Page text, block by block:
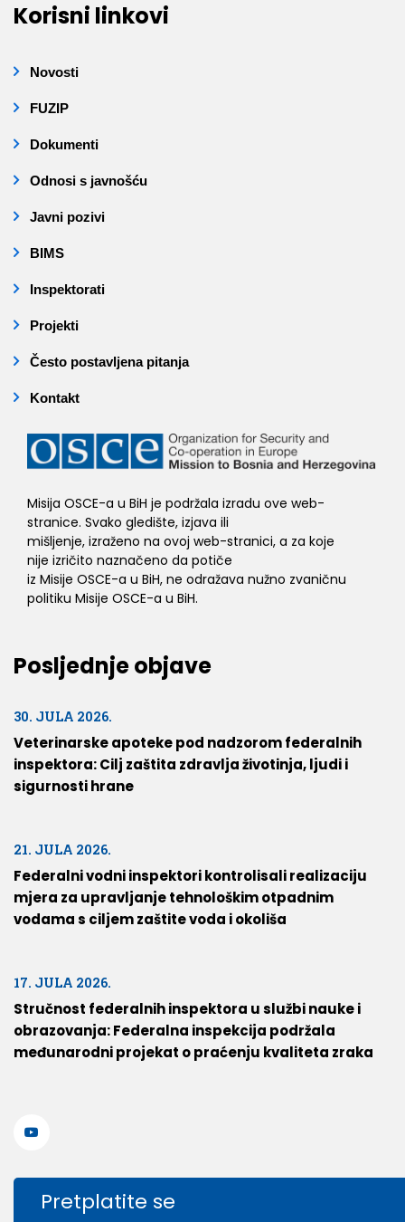
Korisni linkovi
Novosti
FUZIP
Dokumenti
Odnosi s javnošću
Javni pozivi
BIMS
Inspektorati
Projekti
Često postavljena pitanja
Kontakt
Misija OSCE-a u BiH je podržala izradu ove web-
stranice. Svako gledište, izjava ili
mišljenje, izraženo na ovoj web-stranici, a za koje
nije izričito naznačeno da potiče
iz Misije OSCE-a u BiH, ne odražava nužno zvaničnu
politiku Misije OSCE-a u BiH.
Posljednje objave
30. JULA 2026.
Veterinarske apoteke pod nadzorom federalnih
inspektora: Cilj zaštita zdravlja životinja, ljudi i
sigurnosti hrane
21. JULA 2026.
Federalni vodni inspektori kontrolisali realizaciju
mjera za upravljanje tehnološkim otpadnim
vodama s ciljem zaštite voda i okoliša
17. JULA 2026.
Stručnost federalnih inspektora u službi nauke i
obrazovanja: Federalna inspekcija podržala
međunarodni projekat o praćenju kvaliteta zraka
Pretplatite se